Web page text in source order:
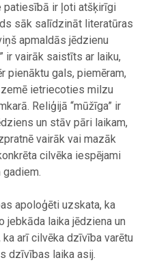
patiesībā ir ļoti atšķirīgi
sāk salīdzināt literatūras
apmaldās jēdzienu
ir vairāk saistīts ar laiku,
pienāktu gals, piemēram,
ietriecoties milzu
Reliģijā “mūžīga” ir
un stāv pāri laikam,
vairāk vai mazāk
cilvēka iespējami
apoloģēti uzskata, ka
jebkāda laika jēdziena un
arī cilvēka dzīvība varētu
dzīvības laika asij.